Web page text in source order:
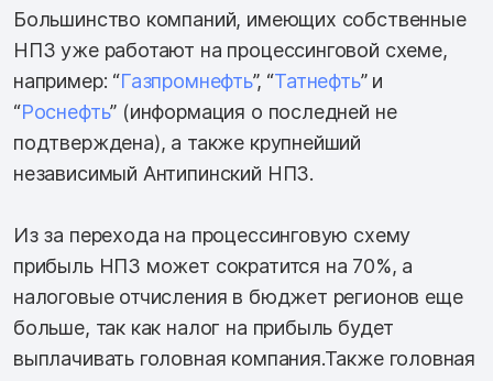
Большинство компаний, имеющих собственные
НПЗ уже работают на процессинговой схеме,
например: “Газпромнефть”, “Татнефть” и
“Роснефть” (информация о последней не
подтверждена), а также крупнейший
независимый Антипинский НПЗ.
Из за перехода на процессинговую схему
прибыль НПЗ может сократится на 70%, а
налоговые отчисления в бюджет регионов еще
больше, так как налог на прибыль будет
выплачивать головная компания.Также головная